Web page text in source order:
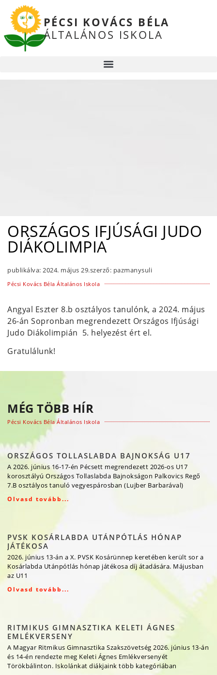
PÉCSI KOVÁCS BÉLA
ÁLTALÁNOS ISKOLA
ORSZÁGOS IFJÚSÁGI JUDO
DIÁKOLIMPIA
publikálva: 2024. május 29.szerző: pazmanysuli
Pécsi Kovács Béla Általános Iskola
Angyal Eszter 8.b osztályos tanulónk, a 2024. május
26-án Sopronban megrendezett Országos Ifjúsági
Judo Diákolimpián 5. helyezést ért el.
Gratulálunk!
MÉG TÖBB HÍR
Pécsi Kovács Béla Általános Iskola
ORSZÁGOS TOLLASLABDA BAJNOKSÁG U17
A 2026. június 16-17-én Pécsett megrendezett 2026-os U17
korosztályú Országos Tollaslabda Bajnokságon Palkovics Regő
7.B osztályos tanuló vegyespárosban (Lujber Barbarával)
Olvasd tovább...
PVSK KOSÁRLABDA UTÁNPÓTLÁS HÓNAP
JÁTÉKOSA
2026. június 13-án a X. PVSK Kosárünnep keretében került sor a
Kosárlabda Utánpótlás hónap játékosa díj átadására. Májusban
az U11
Olvasd tovább...
RITMIKUS GIMNASZTIKA KELETI ÁGNES
EMLÉKVERSENY
A Magyar Ritmikus Gimnasztika Szakszövetség 2026. június 13-án
és 14-én rendezte meg Keleti Ágnes Emlékversenyét
Törökbálinton. Iskolánkat diákjaink több kategóriában